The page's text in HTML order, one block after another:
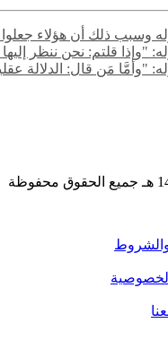
هـ جميع الحقوق محفوظة
والشروط